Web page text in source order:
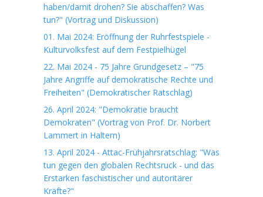
haben/damit drohen? Sie abschaffen? Was
tun?" (Vortrag und Diskussion)
01. Mai 2024: Eröffnung der Ruhrfestspiele -
Kulturvolksfest auf dem Festpielhügel
22. Mai 2024 - 75 Jahre Grundgesetz – "75
Jahre Angriffe auf demokratische Rechte und
Freiheiten" (Demokratischer Ratschlag)
26. April 2024: "Demokratie braucht
Demokraten" (Vortrag von Prof. Dr. Norbert
Lammert in Haltern)
13. April 2024 - Attac-Frühjahrsratschlag: "Was
tun gegen den globalen Rechtsruck - und das
Erstarken faschistischer und autoritärer
Kräfte?"